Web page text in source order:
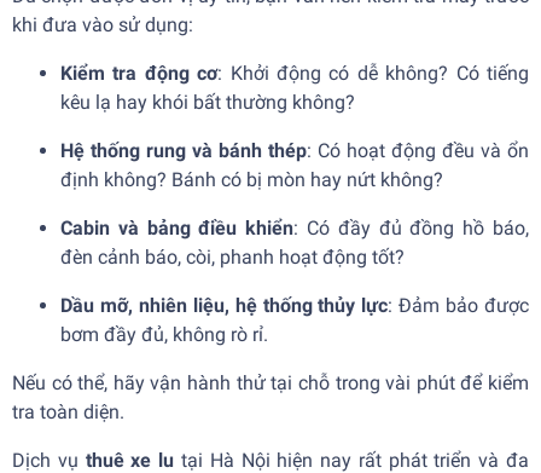
khi đưa vào sử dụng:
Kiểm tra động cơ: Khởi động có dễ không? Có tiếng
kêu lạ hay khói bất thường không?
Hệ thống rung và bánh thép: Có hoạt động đều và ổn
định không? Bánh có bị mòn hay nứt không?
Cabin và bảng điều khiển: Có đầy đủ đồng hồ báo,
đèn cảnh báo, còi, phanh hoạt động tốt?
Dầu mỡ, nhiên liệu, hệ thống thủy lực: Đảm bảo được
bơm đầy đủ, không rò rỉ.
Nếu có thể, hãy vận hành thử tại chỗ trong vài phút để kiểm
tra toàn diện.
Dịch vụ thuê xe lu tại Hà Nội hiện nay rất phát triển và đa